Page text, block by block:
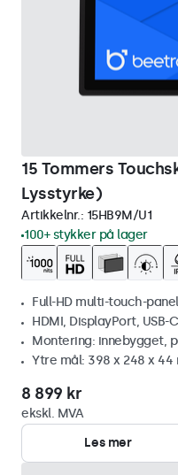
15 Tommers
Lysstyrke)
Artikkelnr.: 15HB9M/U1
100+ stykker på lager
Full-HD multi-touch-
HDMI, DisplayPort, USB-
Montering: innebygget,
Ytre mål: 398 x 248 x 44
8 899 kr
ekskl. MVA
Les mer